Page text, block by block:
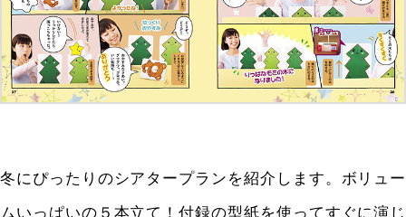
冬にぴったりのシアタープランを紹介します。ボリュー
ムいっぱいの５本立て！付録の型紙を使ってすぐに演じ